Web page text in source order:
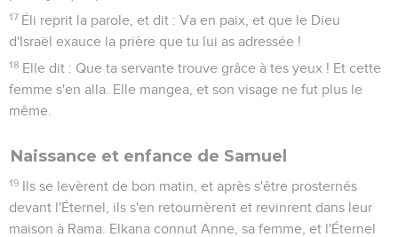
17 Éli reprit la parole, et dit : Va en paix, et que le Dieu
d'Israël exauce la prière que tu lui as adressée !
18 Elle dit : Que ta servante trouve grâce à tes yeux ! Et cette
femme s'en alla. Elle mangea, et son visage ne fut plus le
même.
Naissance et enfance de Samuel
19 Ils se levèrent de bon matin, et après s'être prosternés
devant l'Éternel, ils s'en retournèrent et revinrent dans leur
maison à Rama. Elkana connut Anne, sa femme, et l'Éternel